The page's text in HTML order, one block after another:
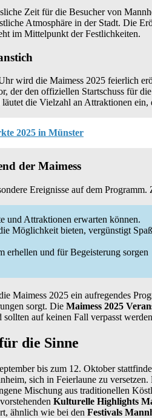
Zeit für die Besucher von
Atmosphäre in der Stadt. Die
im Mittelpunkt der Festlichkeiten.
wird die Maimess 2025 feierlich
der den offiziellen Startschuss für
die Vielzahl an Attraktionen
2025 in Münster
der Maimess
Ereignisse auf dem
und Attraktionen erwarten können.
Möglichkeit bieten, vergünstigt
erhellen und für Begeisterung sorgen
Maimess 2025 ein aufregendes
sorgt. Die Maimess 2025
auf keinen Fall verpasst
die Sinne
bis zum 12. Oktober
sich in Feierlaune zu versetzen.
Mischung aus traditionellen
Kulturelle Highlights
ähnlich wie bei den Festivals